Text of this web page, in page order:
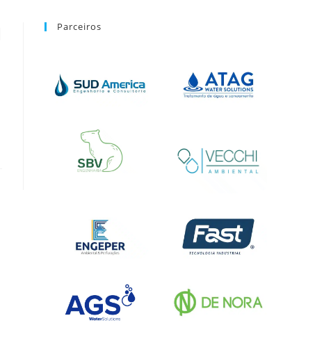
Parceiros